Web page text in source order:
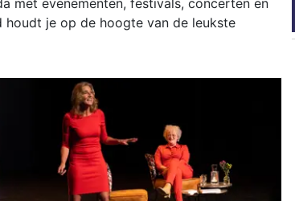
houdt je op de hoogte van de leukste
en culinaire events - ontdek het